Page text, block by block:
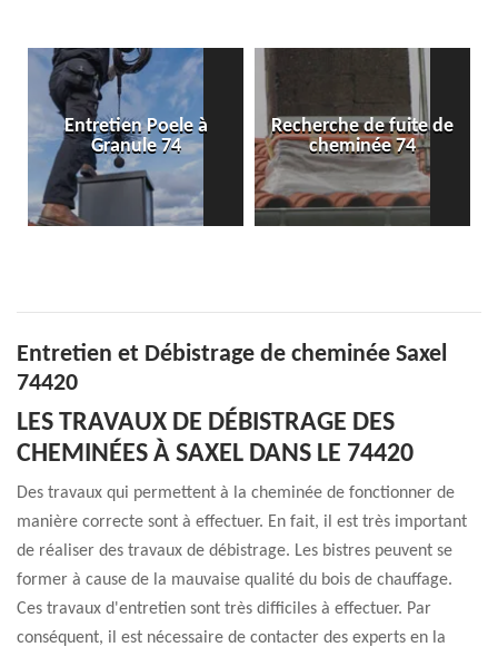
Poele à
74
Recherche de fuite de
cheminée 74
Pose de
cheminée
Entretien et Débistrage de cheminée Saxel
74420
LES TRAVAUX DE DÉBISTRAGE DES
CHEMINÉES À SAXEL DANS LE 74420
Des travaux qui permettent à la cheminée de fonctionner de
manière correcte sont à effectuer. En fait, il est très important
de réaliser des travaux de débistrage. Les bistres peuvent se
former à cause de la mauvaise qualité du bois de chauffage.
Ces travaux d'entretien sont très difficiles à effectuer. Par
conséquent, il est nécessaire de contacter des experts en la